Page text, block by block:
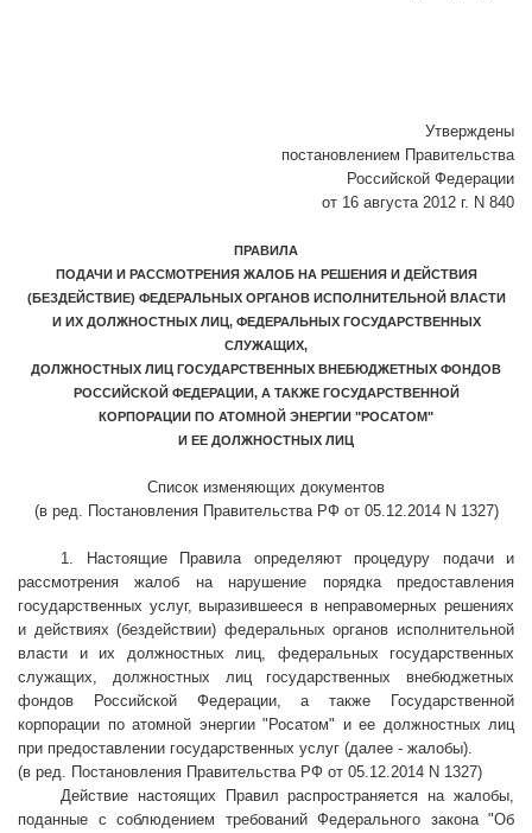
Утверждены
постановлением Правительства
Российской Федерации
от 16 августа 2012 г. N 840
ПРАВИЛА
ПОДАЧИ И РАССМОТРЕНИЯ ЖАЛОБ НА РЕШЕНИЯ И ДЕЙСТВИЯ
(БЕЗДЕЙСТВИЕ) ФЕДЕРАЛЬНЫХ ОРГАНОВ ИСПОЛНИТЕЛЬНОЙ ВЛАСТИ
И ИХ ДОЛЖНОСТНЫХ ЛИЦ, ФЕДЕРАЛЬНЫХ ГОСУДАРСТВЕННЫХ
СЛУЖАЩИХ,
ДОЛЖНОСТНЫХ ЛИЦ ГОСУДАРСТВЕННЫХ ВНЕБЮДЖЕТНЫХ ФОНДОВ
РОССИЙСКОЙ ФЕДЕРАЦИИ, А ТАКЖЕ ГОСУДАРСТВЕННОЙ
КОРПОРАЦИИ ПО АТОМНОЙ ЭНЕРГИИ "РОСАТОМ"
И ЕЕ ДОЛЖНОСТНЫХ ЛИЦ
Список изменяющих документов
(в ред. Постановления Правительства РФ от 05.12.2014 N 1327)
1. Настоящие Правила определяют процедуру подачи и
рассмотрения жалоб на нарушение порядка предоставления
государственных услуг, выразившееся в неправомерных решениях
и действиях (бездействии) федеральных органов исполнительной
власти и их должностных лиц, федеральных государственных
служащих, должностных лиц государственных внебюджетных
фондов Российской Федерации, а также Государственной
корпорации по атомной энергии "Росатом" и ее должностных лиц
при предоставлении государственных услуг (далее - жалобы).
(в ред. Постановления Правительства РФ от 05.12.2014 N 1327)
Действие настоящих Правил распространяется на жалобы,
поданные с соблюдением требований Федерального закона "Об